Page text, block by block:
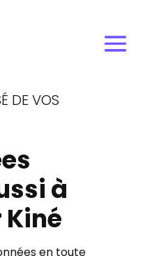
DE VOS
à
Kiné
en toute